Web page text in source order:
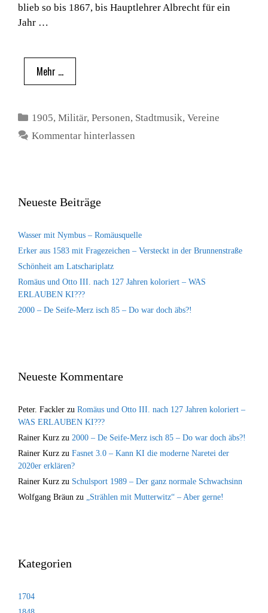
blieb so bis 1867, bis Hauptlehrer Albrecht für ein
Jahr …
Mehr …
Kategorien
1905,Militär,Personen, Stadtmusik,Vereine
Kommentar hinterlassen
Neueste Beiträge
Wasser mit Nymbus – Romäusquelle
Erker aus 1583 mit Fragezeichen – Versteckt in der Brunnenstraße
Schönheit am Latschariplatz
Romäus und Otto III. nach 127 Jahren koloriert – WAS
ERLAUBEN KI???
2000 – De Seife-Merz isch 85 – Do war doch äbs?!
Neueste Kommentare
Peter. Fackler zu Romäus und Otto III. nach 127 Jahren koloriert –
WAS ERLAUBEN KI???
Rainer Kurz zu 2000 – De Seife-Merz isch 85 – Do war doch äbs?!
Rainer Kurz zu Fasnet 3.0 – Kann KI die moderne Naretei der
2020er erklären?
Rainer Kurz zu Schulsport 1989 – Der ganz normale Schwachsinn
Wolfgang Bräun zu „Strählen mit Mutterwitz“ – Aber gerne!
Kategorien
1704